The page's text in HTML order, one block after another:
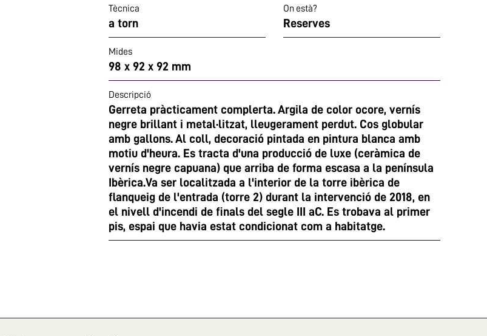
Tècnica
a torn
On està?
Reserves
Mides
98 x 92 x 92 mm
Descripció
Gerreta pràcticament complerta. Argila de color ocore, vernís
negre brillant i metal·litzat, lleugerament perdut. Cos globular
amb gallons. Al coll, decoració pintada en pintura blanca amb
motiu d'heura. Es tracta d'una producció de luxe (ceràmica de
vernís negre capuana) que arriba de forma escasa a la península
Ibèrica.Va ser localitzada a l'interior de la torre ibèrica de
flanqueig de l'entrada (torre 2) durant la intervenció de 2018, en
el nivell d'incendi de finals del segle III aC. Es trobava al primer
pis, espai que havia estat condicionat com a habitatge.